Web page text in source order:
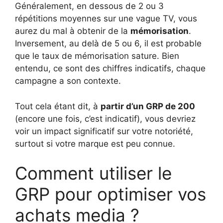
Généralement, en dessous de 2 ou 3
répétitions moyennes sur une vague TV, vous
aurez du mal à obtenir de la mémorisation.
Inversement, au delà de 5 ou 6, il est probable
que le taux de mémorisation sature. Bien
entendu, ce sont des chiffres indicatifs, chaque
campagne a son contexte.
Tout cela étant dit, à partir d’un GRP de 200
(encore une fois, c’est indicatif), vous devriez
voir un impact significatif sur votre notoriété,
surtout si votre marque est peu connue.
Comment utiliser le
GRP pour optimiser vos
achats media ?